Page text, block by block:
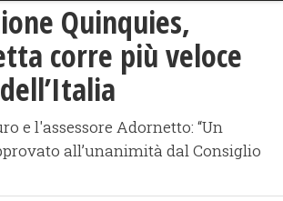
Quinquies,
corre più veloce
e l'assessore Adornetto: “Un
all’unanimità dal Consiglio